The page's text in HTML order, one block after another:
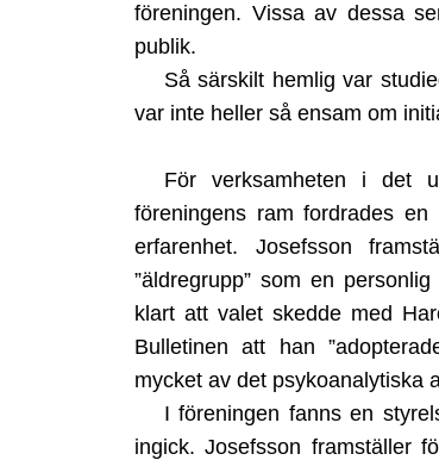
föreningen. Vissa av dessa
publik.
Så särskilt hemlig var
var inte heller så ensam om
För verksamheten i det
föreningens ram fordrades
erfarenhet. Josefsson
”äldregrupp” som en
klart att valet skedde med
Bulletinen att han
mycket av det psykoanalytiska
I föreningen fanns en
ingick. Josefsson framställer